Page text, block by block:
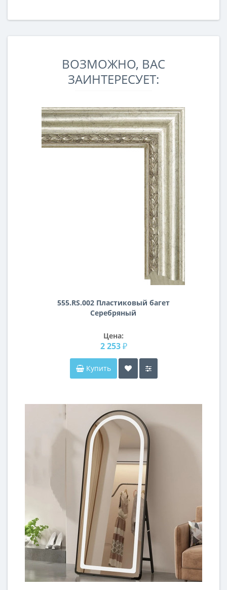
ВОЗМОЖНО, ВАС
ЗАИНТЕРЕСУЕТ:
555.RS.002 Пластиковый багет
Серебряный
Цена:
2 253 ₽
Купить